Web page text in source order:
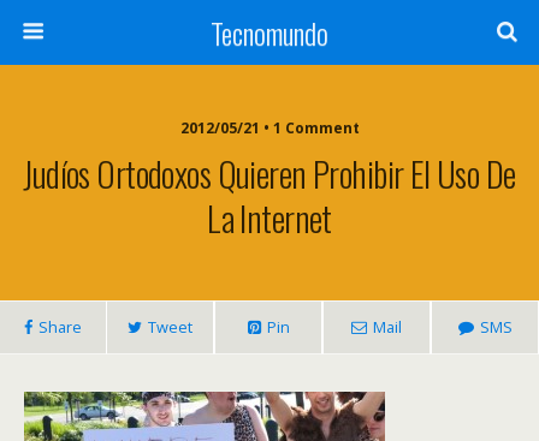
Tecnomundo
2012/05/21 • 1 Comment
Judíos Ortodoxos Quieren Prohibir El Uso De
La Internet
Share Tweet Pin Mail SMS